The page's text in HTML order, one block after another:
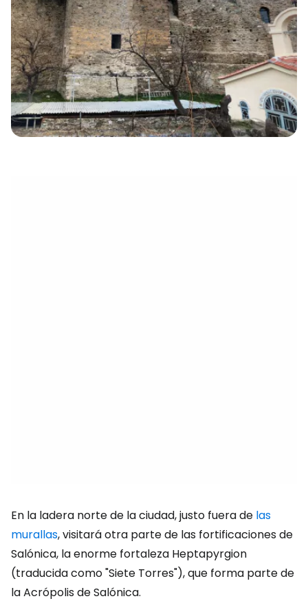
En la ladera norte de la ciudad, justo fuera de las
murallas, visitará otra parte de las fortificaciones de
Salónica, la enorme fortaleza Heptapyrgion
(traducida como "Siete Torres"), que forma parte de
la Acrópolis de Salónica.